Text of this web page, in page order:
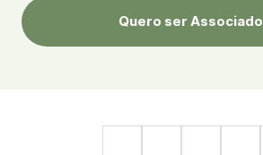
Quero ser Associado